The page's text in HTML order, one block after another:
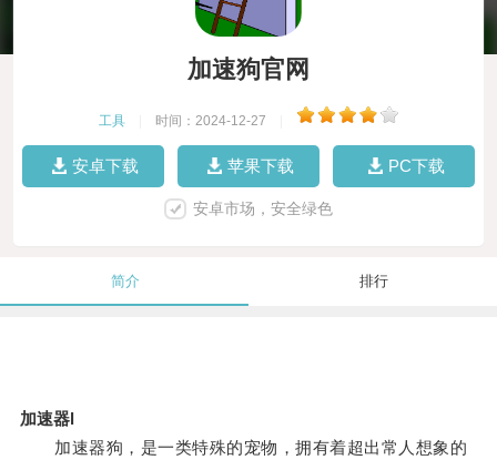
加速狗官网
工具 时间：2024-12-27
安卓下载 苹果下载 PC下载
安卓市场，安全绿色
简介 排行
加速器l
加速器狗，是一类特殊的宠物，拥有着超出常人想象的